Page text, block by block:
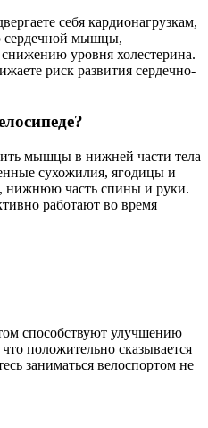
себя кардионагрузкам,
сердечной мышцы,
уровня холестерина.
риск развития сердечно-
мышцы в нижней части тела
сухожилия, ягодицы и
нижнюю часть спины и руки.
работают во время
способствуют улучшению
положительно сказывается
заниматься велоспортом не